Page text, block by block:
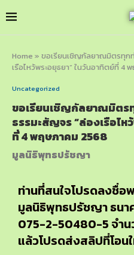
Home » ขอเรียนเชิญกัลยาณมิตรทุก
เรือไหว้พระอยุธยา” ในวันอาทิตย์ที่ 4
Uncategorized
ขอเรียนเชิญกัลยาณมิตร
ธรรมะสัญจร “ล่องเรือไห
ที่ 4 พฤษภาคม 2568
มูลนิธิพุทธปรัชญา
ท่านที่สนใจโปรดลงชื่อ
มูลนิธิพุทธปรัชญา ธนา
075-2-50480-5 จำน
แล้วโปรดส่งสลิปที่โอน